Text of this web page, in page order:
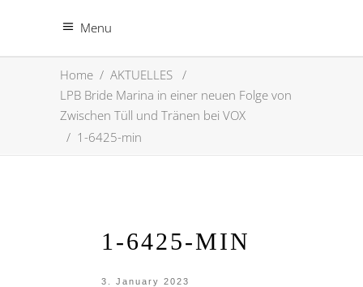
Menu
Home / AKTUELLES /
LPB Bride Marina in einer neuen Folge von
Zwischen Tüll und Tränen bei VOX
/ 1-6425-min
1-6425-MIN
3. January 2023